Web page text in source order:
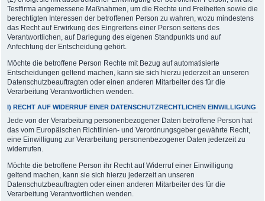
Testfirma angemessene Maßnahmen, um die Rechte und Freiheiten sowie die
berechtigten Interessen der betroffenen Person zu wahren, wozu mindestens
das Recht auf Erwirkung des Eingreifens einer Person seitens des
Verantwortlichen, auf Darlegung des eigenen Standpunkts und auf
Anfechtung der Entscheidung gehört.
Möchte die betroffene Person Rechte mit Bezug auf automatisierte
Entscheidungen geltend machen, kann sie sich hierzu jederzeit an unseren
Datenschutzbeauftragten oder einen anderen Mitarbeiter des für die
Verarbeitung Verantwortlichen wenden.
I) RECHT AUF WIDERRUF EINER DATENSCHUTZRECHTLICHEN EINWILLIGUNG
Jede von der Verarbeitung personenbezogener Daten betroffene Person hat
das vom Europäischen Richtlinien- und Verordnungsgeber gewährte Recht,
eine Einwilligung zur Verarbeitung personenbezogener Daten jederzeit zu
widerrufen.
Möchte die betroffene Person ihr Recht auf Widerruf einer Einwilligung
geltend machen, kann sie sich hierzu jederzeit an unseren
Datenschutzbeauftragten oder einen anderen Mitarbeiter des für die
Verarbeitung Verantwortlichen wenden.